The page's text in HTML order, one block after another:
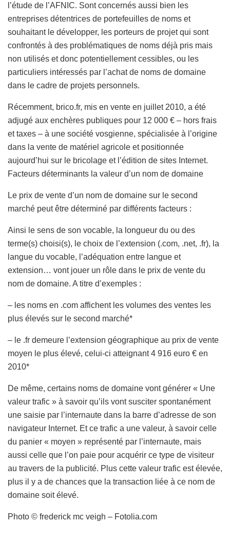
l’étude de l’AFNIC. Sont concernés aussi bien les
entreprises détentrices de portefeuilles de noms et
souhaitant le développer, les porteurs de projet qui sont
confrontés à des problématiques de noms déjà pris mais
non utilisés et donc potentiellement cessibles, ou les
particuliers intéressés par l’achat de noms de domaine
dans le cadre de projets personnels.
Récemment, brico.fr, mis en vente en juillet 2010, a été
adjugé aux enchères publiques pour 12 000 € – hors frais
et taxes – à une société vosgienne, spécialisée à l’origine
dans la vente de matériel agricole et positionnée
aujourd’hui sur le bricolage et l’édition de sites Internet.
Facteurs déterminants la valeur d’un nom de domaine
Le prix de vente d’un nom de domaine sur le second
marché peut être déterminé par différents facteurs :
Ainsi le sens de son vocable, la longueur du ou des
terme(s) choisi(s), le choix de l’extension (.com, .net, .fr), la
langue du vocable, l’adéquation entre langue et
extension… vont jouer un rôle dans le prix de vente du
nom de domaine. A titre d’exemples :
– les noms en .com affichent les volumes des ventes les
plus élevés sur le second marché*
– le .fr demeure l’extension géographique au prix de vente
moyen le plus élevé, celui-ci atteignant 4 916 euro € en
2010*
De même, certains noms de domaine vont générer « Une
valeur trafic » à savoir qu’ils vont susciter spontanément
une saisie par l’internaute dans la barre d’adresse de son
navigateur Internet. Et ce trafic a une valeur, à savoir celle
du panier « moyen » représenté par l’internaute, mais
aussi celle que l’on paie pour acquérir ce type de visiteur
au travers de la publicité. Plus cette valeur trafic est élevée,
plus il y a de chances que la transaction liée à ce nom de
domaine soit élevé.
Photo © frederick mc veigh – Fotolia.com